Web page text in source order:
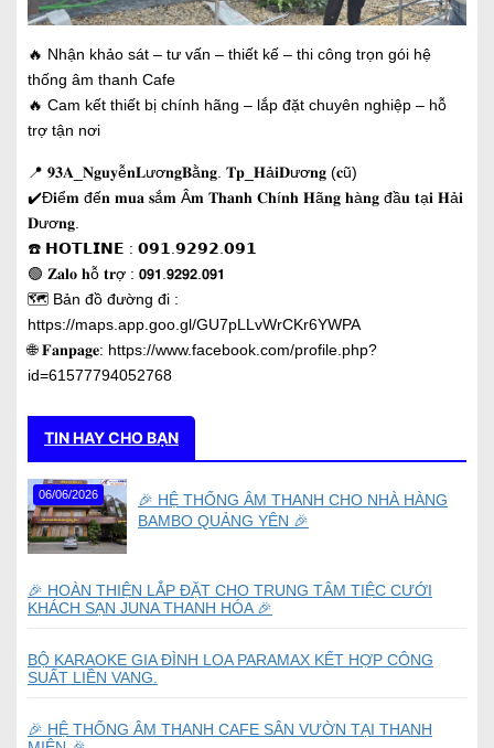
🔥 Nhận khảo sát – tư vấn – thiết kế – thi công trọn gói hệ
thống âm thanh Cafe
🔥 Cam kết thiết bị chính hãng – lắp đặt chuyên nghiệp – hỗ
trợ tận nơi
📍 𝟗𝟑𝐀_𝐍𝐠𝐮𝐲ễ𝐧𝐋ươ𝐧𝐠𝐁ằ𝐧𝐠. 𝐓𝐩_𝐇ả𝐢𝐃ươ𝐧𝐠 (𝐜ũ)
✔️Đ𝐢ể𝐦 đế𝐧 𝐦𝐮𝐚 𝐬ắ𝐦 Â𝐦 𝐓𝐡𝐚𝐧𝐡 𝐂𝐡í𝐧𝐡 𝐇ã𝐧𝐠 𝐡à𝐧𝐠 đầ𝐮 𝐭ạ𝐢 𝐇ả𝐢
𝐃ươ𝐧𝐠.
☎️ 𝗛𝗢𝗧𝗟𝗜𝗡𝗘 : 𝟬𝟵𝟭.𝟵𝟮𝟵𝟮.𝟬𝟵𝟭
🟢 𝐙𝐚𝐥𝐨 𝐡ỗ 𝐭𝐫ợ : 𝟬𝟵𝟭.𝟵𝟮𝟵𝟮.𝟬𝟵𝟭
🗺️ Bản đồ đường đi :
https://maps.app.goo.gl/GU7pLLvWrCKr6YWPA
🌐 𝐅𝐚𝐧𝐩𝐚𝐠𝐞: https://www.facebook.com/profile.php?
id=61577794052768
TIN HAY CHO BẠN
06/06/2026
🎉 HỆ THỐNG ÂM THANH CHO NHÀ HÀNG
BAMBO QUẢNG YÊN 🎉
🎉 HOÀN THIỆN LẮP ĐẶT CHO TRUNG TÂM TIỆC CƯỚI
KHÁCH SẠN JUNA THANH HÓA 🎉
BỘ KARAOKE GIA ĐÌNH LOA PARAMAX KẾT HỢP CÔNG
SUẤT LIỀN VANG.
🎉 HỆ THỐNG ÂM THANH CAFE SÂN VƯỜN TẠI THANH